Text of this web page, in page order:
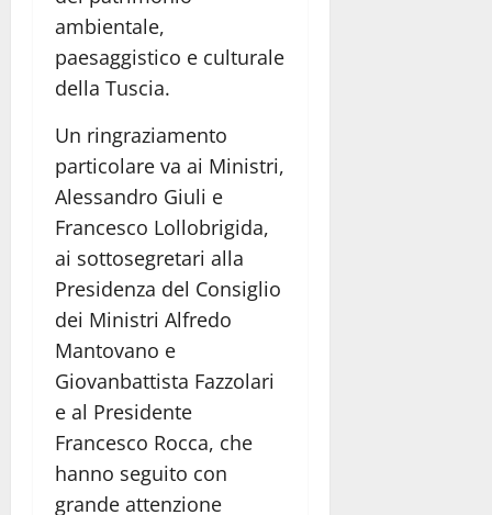
ambientale,
paesaggistico e culturale
della Tuscia.
Un ringraziamento
particolare va ai Ministri,
Alessandro Giuli e
Francesco Lollobrigida,
ai sottosegretari alla
Presidenza del Consiglio
dei Ministri Alfredo
Mantovano e
Giovanbattista Fazzolari
e al Presidente
Francesco Rocca, che
hanno seguito con
grande attenzione